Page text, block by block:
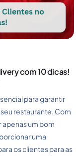
com 10 dicas!
para garantir
restaurante. Com
um bom
uma
os clientes para as